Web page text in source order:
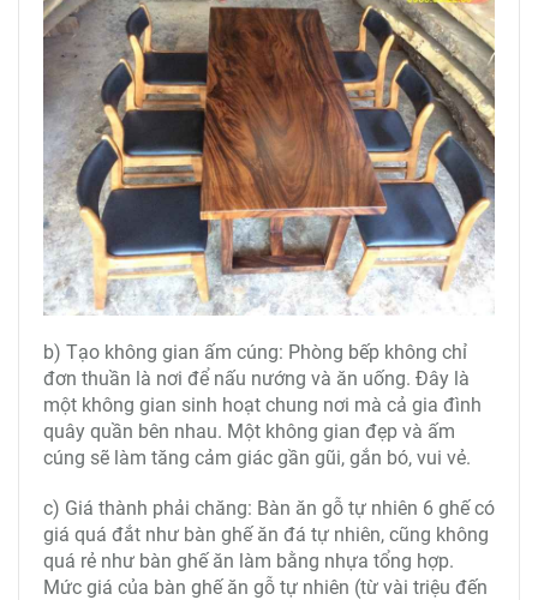
b) Tạo không gian ấm cúng: Phòng bếp không chỉ
đơn thuần là nơi để nấu nướng và ăn uống. Đây là
một không gian sinh hoạt chung nơi mà cả gia đình
quây quần bên nhau. Một không gian đẹp và ấm
cúng sẽ làm tăng cảm giác gần gũi, gắn bó, vui vẻ.
c) Giá thành phải chăng: Bàn ăn gỗ tự nhiên 6 ghế có
giá quá đắt như bàn ghế ăn đá tự nhiên, cũng không
quá rẻ như bàn ghế ăn làm bằng nhựa tổng hợp.
Mức giá của bàn ghế ăn gỗ tự nhiên (từ vài triệu đến